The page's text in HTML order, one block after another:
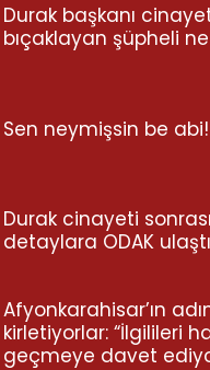
Durak başkanı
bıçaklayan şüpheli
Sen neymişsin be abi!
Durak cinayeti
detaylara ODAK
Afyonkarahisar’ın
kirletiyorlar: “İlgilileri
geçmeye davet